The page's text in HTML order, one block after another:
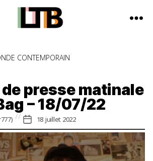
Bag
Média
d'information
quotidienne
CONTEMPORAIN
presse matinale
– 18/07/22
Date
de
l’article
18 juillet 2022